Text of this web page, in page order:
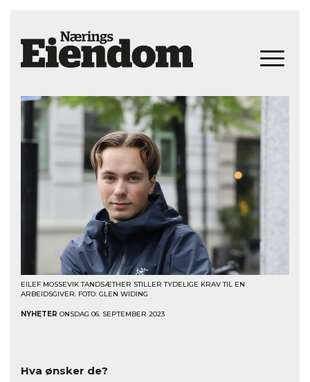
EILEF MOSSEVIK TANDSÆTHER STILLER TYDELIGE KRAV TIL EN
ARBEIDSGIVER. FOTO: GLEN WIDING
NYHETER ONSDAG 06. SEPTEMBER 2023
Hva ønsker de?